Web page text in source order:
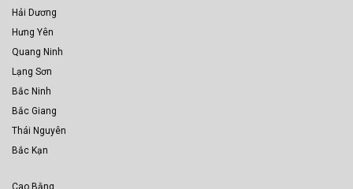
Hải Dương
Hưng Yên
Quang Ninh
Lạng Sơn
Bắc Ninh
Bắc Giang
Thái Nguyên
Bắc Kạn
Cao Bằng